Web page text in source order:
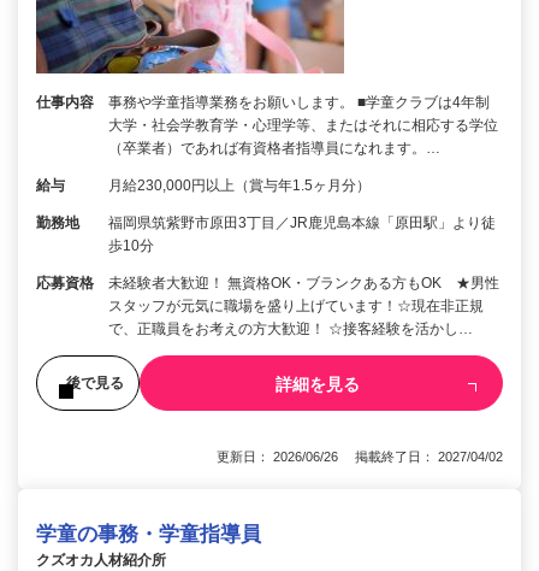
仕事内容
事務や学童指導業務をお願いします。 ■学童クラブは4年制
大学・社会学教育学・心理学等、またはそれに相応する学位
（卒業者）であれば有資格者指導員になれます。…
給与 月給230,000円以上（賞与年1.5ヶ月分）
勤務地
福岡県筑紫野市原田3丁目／JR鹿児島本線「原田駅」より徒
歩10分
応募資格
未経験者大歓迎！ 無資格OK・ブランクある方もOK ★男性
スタッフが元気に職場を盛り上げています！☆現在非正規
で、正職員をお考えの方大歓迎！ ☆接客経験を活かし…
後で見る 詳細を見る
更新日： 2026/06/26 掲載終了日： 2027/04/02
学童の事務・学童指導員
クズオカ人材紹介所